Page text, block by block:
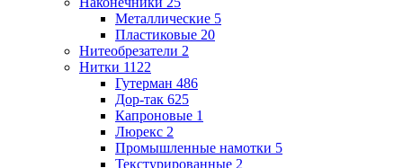
Металлические 5
Пластиковые 20
Нитеобрезатели 2
Нитки 1122
Гутерман 486
Дор-так 625
Капроновые 1
Люрекс 2
Промышленные намотки 5
Текстурированные 2